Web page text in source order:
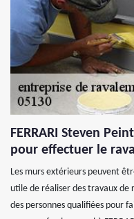
FERRARI Steven
pour effectuer le
Les murs extérieurs peuvent
utile de réaliser des travaux
des personnes qualifiées pour